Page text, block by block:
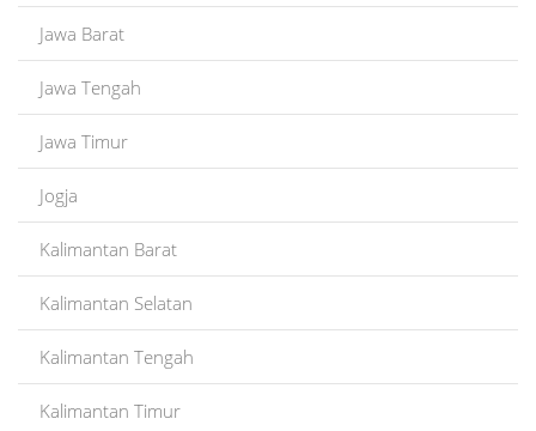
Jawa Barat
Jawa Tengah
Jawa Timur
Jogja
Kalimantan Barat
Kalimantan Selatan
Kalimantan Tengah
Kalimantan Timur